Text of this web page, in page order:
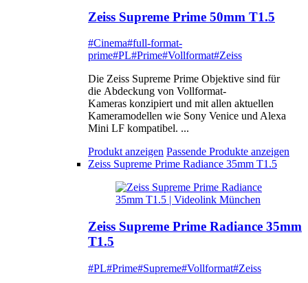
Zeiss Supreme Prime 50mm T1.5
#Cinema#full-format-
prime#PL#Prime#Vollformat#Zeiss
Die Zeiss Supreme Prime Objektive sind für
die Abdeckung von Vollformat-
Kameras konzipiert und mit allen aktuellen
Kameramodellen wie Sony Venice und Alexa
Mini LF kompatibel. ...
Produkt anzeigen Passende Produkte anzeigen
Zeiss Supreme Prime Radiance 35mm T1.5
Zeiss Supreme Prime Radiance 35mm
T1.5
#PL#Prime#Supreme#Vollformat#Zeiss